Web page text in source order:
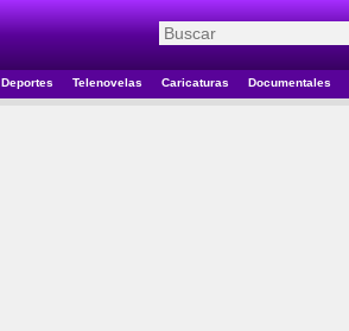
Deportes Telenovelas Caricaturas Documentales